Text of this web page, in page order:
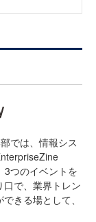
では、情報シス
3つのイベントを
で、業界トレン
きる場として、